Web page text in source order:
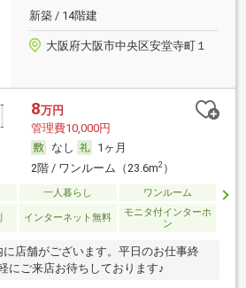
新築 / 14階建
大阪府大阪市中央区安堂寺町１
8万円
管理費10,000円
なし
1ヶ月
2階 / ワンルーム（23.6m2）
一人暮らし ワンルーム
インターネット無料
モニタ付インターホ
ン
に店舗がございます。平日のお仕事終
にご来店お待ちしております♪